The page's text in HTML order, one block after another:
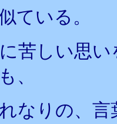
ている。
苦しい思
、
なりの、